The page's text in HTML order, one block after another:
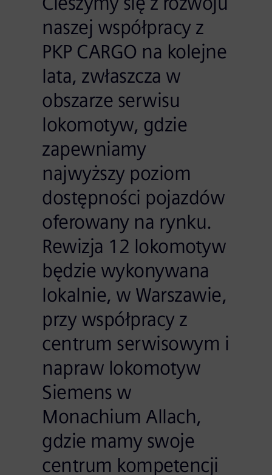
naszej współpracy z
PKP CARGO na kolejne
lata, zwłaszcza w
obszarze serwisu
lokomotyw, gdzie
zapewniamy
najwyższy poziom
dostępności pojazdów
oferowany na rynku.
Rewizja 12 lokomotyw
będzie wykonywana
lokalnie, w Warszawie,
przy współpracy z
centrum serwisowym i
napraw lokomotyw
Siemens w
Monachium Allach,
gdzie mamy swoje
centrum kompetencji